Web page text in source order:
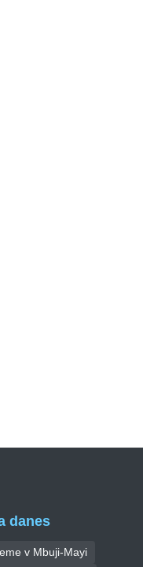
danes
v Mbuji-Mayi